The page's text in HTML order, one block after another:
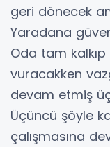
geri dönecek
Yaradana
Oda tam kalkıp
vuracakken
devam etmiş
Üçüncü şöyle
çalışmasına